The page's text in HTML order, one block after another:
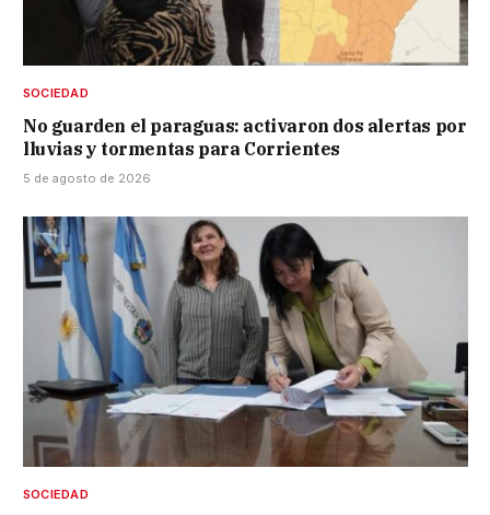
SOCIEDAD
No guarden el paraguas: activaron dos alertas por
lluvias y tormentas para Corrientes
5 de agosto de 2026
SOCIEDAD